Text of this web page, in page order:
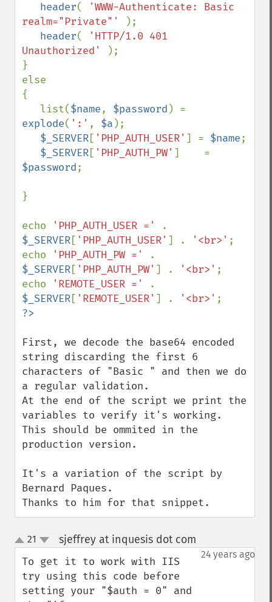
header(
'WWW-Authenticate: Basic
realm="Private"'
);
header(
'HTTP/1.0 401
Unauthorized'
);
}
else
{
   list(
$name, $password
explode( ':' , $a );
$_SERVER[ 'PHP_AUTH_USER' ] = $name;
$_SERVER[ 'PHP_AUTH_PW'
$password;
}
echo 'PHP_AUTH_USER ='
$_SERVER[ 'PHP_AUTH_USER' ] . '<br>' ;
echo
'PHP_AUTH_PW ='
$_SERVER[ 'PHP_AUTH_PW' ] . '<br>' ;
echo
'REMOTE_USER ='
$_SERVER[ 'REMOTE_USER' ] . '<br>'
First, we decode the base64 encoded
string discarding the first 6
characters of "Basic " and then we do
a regular validation.
At the end of the script we print the
variables to verify it's working.
This should be ommited in the
production version.
It's a variation of the script by
Bernard Paques.
Thanks to him for that snippet.
up
down
21 sjeffrey at inquesis dot com
24 years ago
To get it to work with IIS
try using this code before
setting your "$auth = 0" and